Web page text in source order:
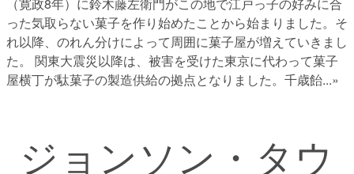
った気取らない菓子を作り始めたことから始まりました。そ
れ以降、のれん分けによって周囲に菓子屋が増えていきまし
た。 関東大震災以降は、被害を受けた東京に代わって菓子
屋横丁が駄菓子の製造供給の拠点となりました。千歳飴...»
ジョンソン・タウ